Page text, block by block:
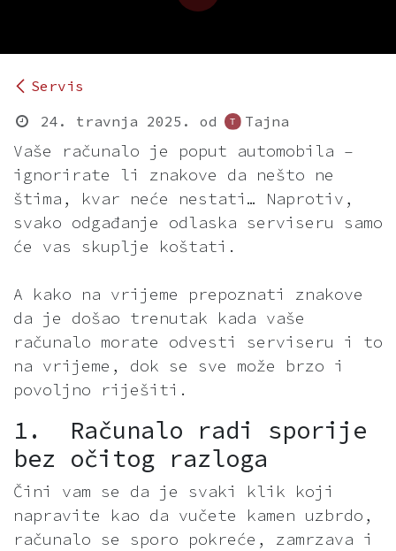
Servis
24. travnja 2025.
od Tajna
Vaše računalo je poput automobila –
ignorirate li znakove da nešto ne
štima, kvar neće nestati… Naprotiv,
svako odgađanje odlaska serviseru samo
će vas skuplje koštati.
A kako na vrijeme prepoznati znakove
da je došao trenutak kada vaše
računalo morate odvesti serviseru i to
na vrijeme, dok se sve može brzo i
povoljno riješiti.
1. Računalo radi sporije
bez očitog razloga
Čini vam se da je svaki klik koji
napravite kao da vučete kamen uzbrdo,
računalo se sporo pokreće, zamrzava i